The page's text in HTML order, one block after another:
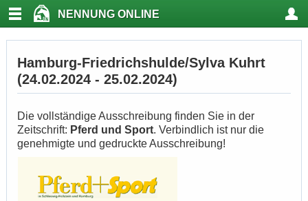
NENNUNG ONLINE
Hamburg-Friedrichshulde/Sylva Kuhrt
(24.02.2024 - 25.02.2024)
Die vollständige Ausschreibung finden Sie in der
Zeitschrift: Pferd und Sport. Verbindlich ist nur die
genehmigte und gedruckte Ausschreibung!